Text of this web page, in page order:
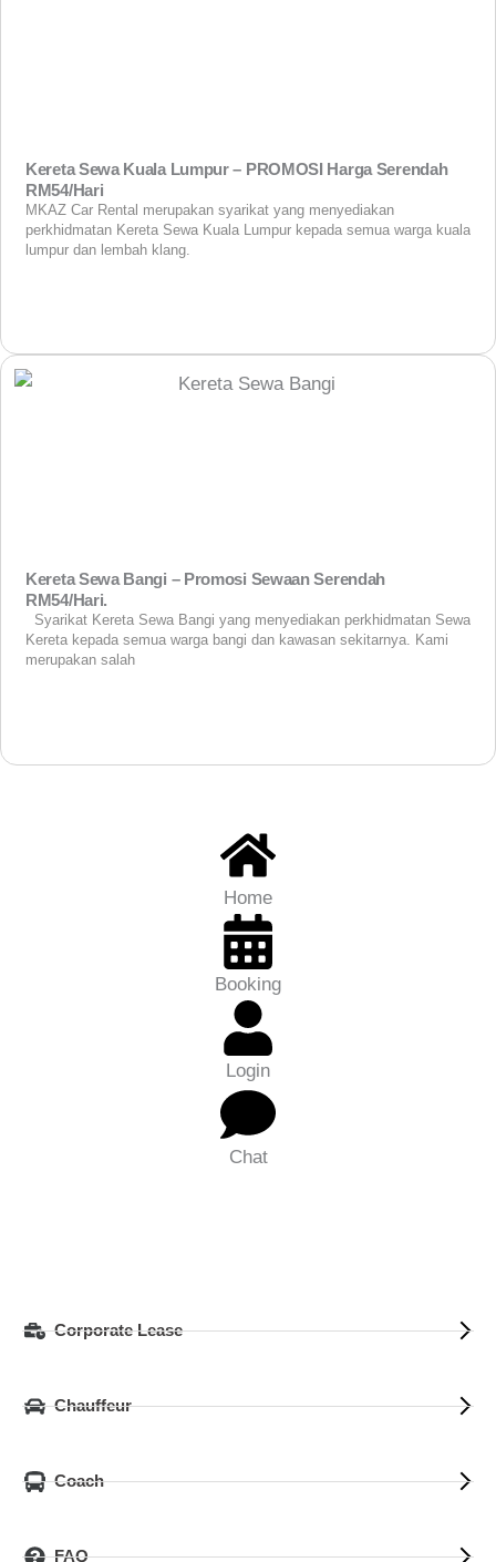
Kereta Sewa Kuala Lumpur – PROMOSI Harga Serendah
RM54/Hari
MKAZ Car Rental merupakan syarikat yang menyediakan
perkhidmatan Kereta Sewa Kuala Lumpur kepada semua warga kuala
lumpur dan lembah klang.
Kereta Sewa Bangi – Promosi Sewaan Serendah
RM54/Hari.
Syarikat Kereta Sewa Bangi yang menyediakan perkhidmatan Sewa
Kereta kepada semua warga bangi dan kawasan sekitarnya. Kami
merupakan salah
Home
Booking
Login
Chat
Corporate Lease
Chauffeur
Coach
FAQ